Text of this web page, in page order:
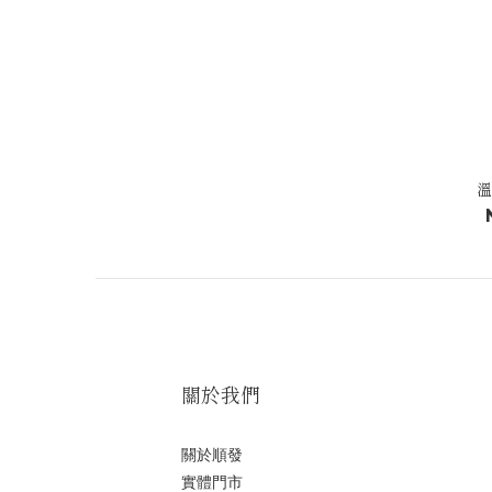
關於我們
關於順發
實體門市